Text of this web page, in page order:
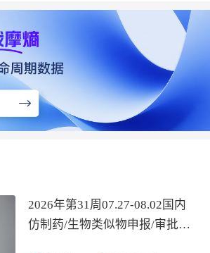
2026年第31周07.27-08.02国内
仿制药/生物类似物申报/审批数